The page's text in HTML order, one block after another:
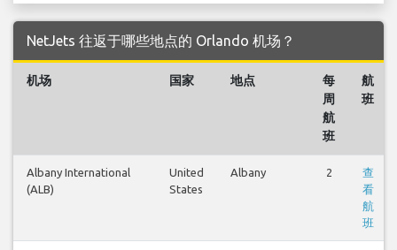
NetJets 往返于哪些地点的 Orlando 机场？
机场 国家 地点
每
周
航
班
航
班
Albany International
(ALB)
United
States
Albany 2
查
看
航
班